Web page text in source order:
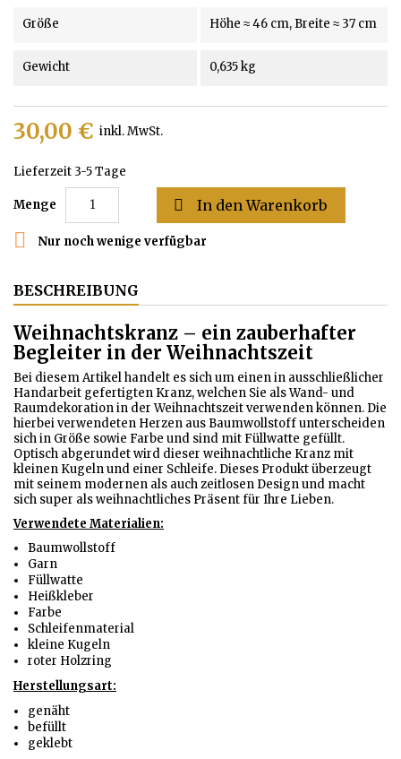
Größe Höhe ≈ 46 cm, Breite ≈ 37 cm
Gewicht 0,635 kg
30,00 € inkl. MwSt.
Lieferzeit 3-5 Tage
Menge  In den Warenkorb
 Nur noch wenige verfügbar
BESCHREIBUNG
Weihnachtskranz – ein zauberhafter
Begleiter in der Weihnachtszeit
Bei diesem Artikel handelt es sich um einen in ausschließlicher
Handarbeit gefertigten Kranz, welchen Sie als Wand- und
Raumdekoration in der Weihnachtszeit verwenden können. Die
hierbei verwendeten Herzen aus Baumwollstoff unterscheiden
sich in Größe sowie Farbe und sind mit Füllwatte gefüllt.
Optisch abgerundet wird dieser weihnachtliche Kranz mit
kleinen Kugeln und einer Schleife. Dieses Produkt überzeugt
mit seinem modernen als auch zeitlosen Design und macht
sich super als weihnachtliches Präsent für Ihre Lieben.
Verwendete Materialien:
Baumwollstoff
Garn
Füllwatte
Heißkleber
Farbe
Schleifenmaterial
kleine Kugeln
roter Holzring
Herstellungsart:
genäht
befüllt
geklebt